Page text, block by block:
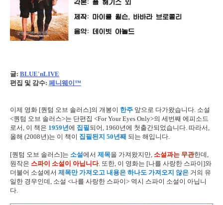
글: BLUE'nLIVE
편집 및 감수: 페니웨이™
이제 영화 [퀀텀 오브 솔러스]의 개봉이 한주 앞으로 다가왔습니다. 소설
<퀀텀 오브 솔러스>는 단편집 <For Your Eyes Only>의 세번째 에피소드
로서, 이 책은 1959년 에 집필 되어, 1960년에 첫출간되었습니다. 따라서,
올해 (2008년)는 이 책이 집필된지 50년째 되는 해입니다.
[퀀텀 오브 솔러스]는 소설 에서 제목을 가져왔지만, 소설과는 무관한데,
원작은 스파이 소설이 아닙니다. 또한, 이 영화는 [나를 사랑한 스파이]와
더불어 소설에서 제목만 가져오고 내용은 하나도 가져오지 않은 거의 유
일한 경우인데, 소설 <나를 사랑한 스파이> 역시 스파이 소설이 아닙니
다.